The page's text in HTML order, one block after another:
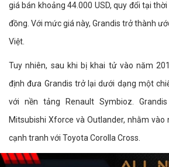
giá bán khoảng 44.000 USD, quy đổi tại
đồng. Với mức giá này, Grandis trở thành
Việt.
Tuy nhiên, sau khi bị khai tử vào năm
định đưa Grandis trở lại dưới dạng một
với nền tảng Renault Symbioz.
Mitsubishi Xforce và Outlander, nhằm vào
cạnh tranh với Toyota Corolla Cross.